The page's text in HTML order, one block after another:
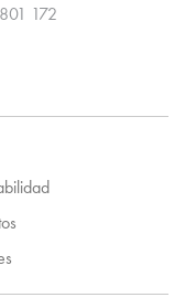
172